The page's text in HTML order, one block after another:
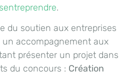
.
du soutien aux entreprises
un accompagnement aux
présenter un projet dans
du concours : Création